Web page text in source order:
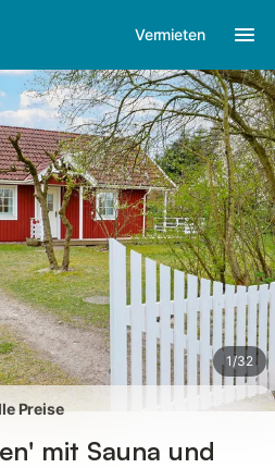
Vermieten
1/32
Preise
mit Sauna und